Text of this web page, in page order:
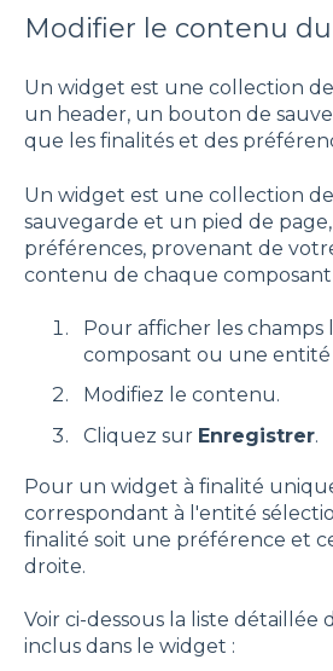
Modifier le contenu
Un widget est une collection
un header, un bouton de
que les finalités et des
Un widget est une collection
sauvegarde et un pied de
préférences, provenant de
contenu de chaque
Pour afficher les champs
composant ou une
Modifiez le contenu.
Cliquez sur Enregistrer.
Pour un widget à finalité
correspondant à l'entité
finalité soit une préférence et
droite.
Voir ci-dessous la liste
inclus dans le widget :